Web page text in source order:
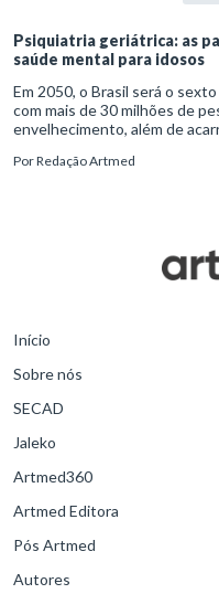
Psiquiatria geriátrica: as
saúde mental para idosos
Em 2050, o Brasil será o
com mais de 30 milhões de
envelhecimento, além de
de vida do indivíduo. A
PorRedação Artmed
Início
Sobre nós
SECAD
Jaleko
Artmed360
Artmed Editora
Pós Artmed
Autores